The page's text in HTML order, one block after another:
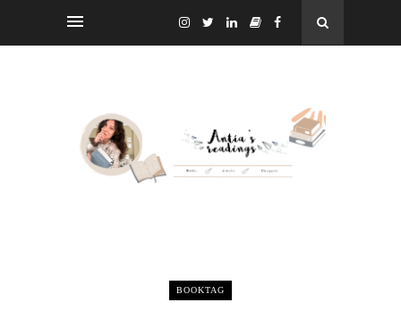
BOOKTAG